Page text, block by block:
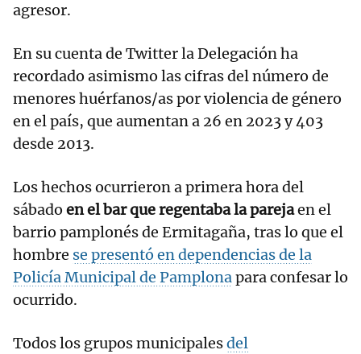
agresor.
En su cuenta de Twitter la Delegación ha
recordado asimismo las cifras del número de
menores huérfanos/as por violencia de género
en el país, que aumentan a 26 en 2023 y 403
desde 2013.
Los hechos ocurrieron a primera hora del
sábado en el bar que regentaba la parejaen el
barrio pamplonés de Ermitagaña, tras lo que el
hombre se presentó en dependencias de la
Policía Municipal de Pamplonapara confesar lo
ocurrido.
Todos los grupos municipalesdel